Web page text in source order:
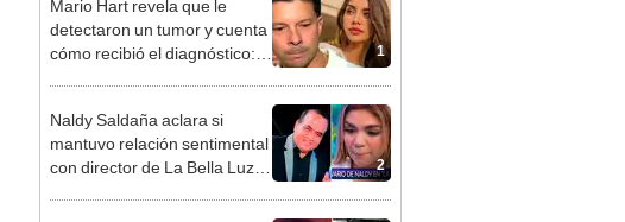
1
Mario Hart revela que le
detectaron un tumor y cuenta
cómo recibió el diagnóstico:
2
Naldy Saldaña aclara si
mantuvo relación sentimental
con director de La Bella Luz